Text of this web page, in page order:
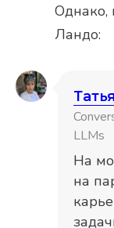
Однако,
Ландо:
LLMs
На
на